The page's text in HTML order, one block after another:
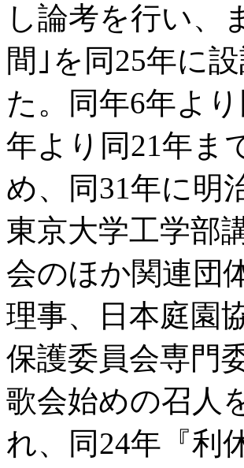
し論考を行い、
間｣を同25年に
た。同年6年よ
年より同21年ま
め、同31年に明
東京大学工学部
会のほか関連団
理事、日本庭園
保護委員会専門
歌会始めの召人
れ、同24年『利